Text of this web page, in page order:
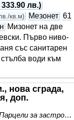
333.90 лв.)
кв.м) Мезонет 61
Мизонет на две
Първо ниво-
със санитарен
води към
нова сграда,
доп.
Имоти - Продажби » Парцели за застрояване, Инвестиционни проекти